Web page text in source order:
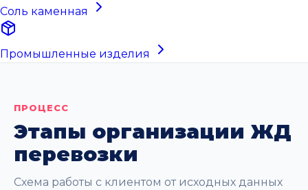
Соль каменная
Промышленные изделия
ПРОЦЕСС
Этапы организации ЖД
перевозки
Схема работы с клиентом от исходных данных